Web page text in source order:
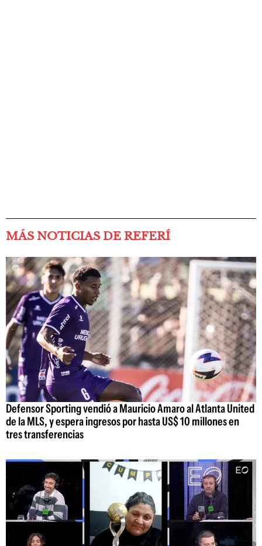
MÁS NOTICIAS DE REFERÍ
Defensor Sporting vendió a Mauricio Amaro al Atlanta United
de la MLS, y espera ingresos por hasta US$ 10 millones en
tres transferencias